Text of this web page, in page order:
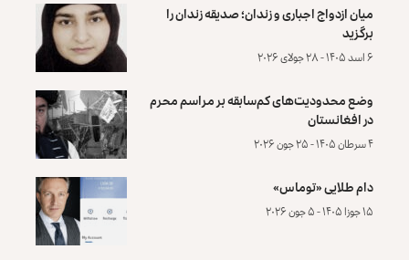
میان ازدواج اجباری و زندان؛ صدیقه زندان را
برگزید
۶ اسد ۱۴۰۵ - ۲۸ جولای ۲۰۲۶
وضع محدودیت‌های کم‌سابقه بر مراسم محرم
در افغانستان
۴ سرطان ۱۴۰۵ - ۲۵ جون ۲۰۲۶
دام طلایی «توماس»
۱۵ جوزا ۱۴۰۵ - ۵ جون ۲۰۲۶